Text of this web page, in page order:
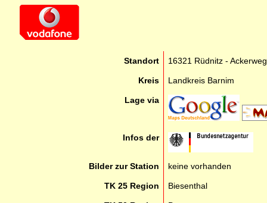
Standort 16321 Rüdnitz -
Kreis Landkreis Barnim
Lage via
Infos der
Bilder zur Station keine vorhanden
TK 25 Region Biesenthal